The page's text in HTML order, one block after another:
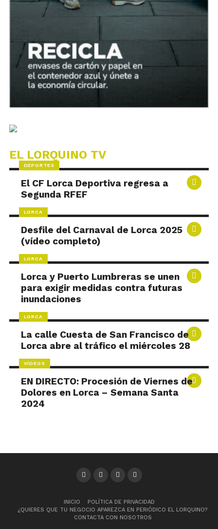
EL LORQUINO TV
DEPORTES
El CF Lorca Deportiva regresa a
Segunda RFEF
LORCA
Desfile del Carnaval de Lorca 2025
(vídeo completo)
LORCA
Lorca y Puerto Lumbreras se unen
para exigir medidas contra futuras
inundaciones
LORCA
La calle Cuesta de San Francisco de
Lorca abre al tráfico el miércoles 28
VÍDEOS
EN DIRECTO: Procesión de Viernes de
Dolores en Lorca – Semana Santa
2024
INICIO
POLÍTICA DE PRIVACIDAD
¿QUIERES QUE TU NEGOCIO APAREZCA EN PERIÓDICO EL LORQUINO?
CONTACTA CON NOSOTROS